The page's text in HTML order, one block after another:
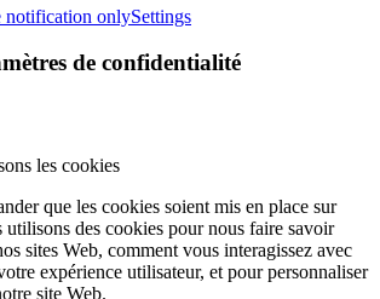
notification onlySettings
de confidentialité
les cookies
que les cookies soient mis en place sur
des cookies pour nous faire savoir
sites Web, comment vous interagissez avec
expérience utilisateur, et pour personnaliser
site Web.